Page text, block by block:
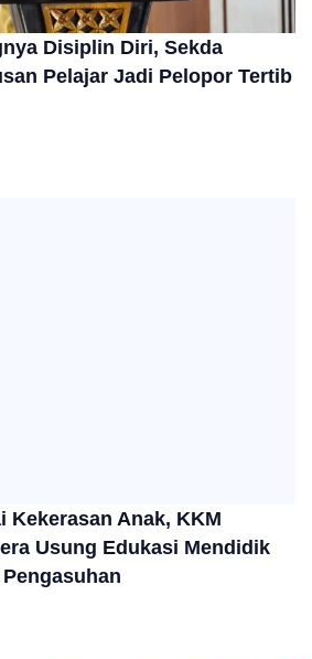
Disiplin Diri, Sekda
Pelajar Jadi Pelopor Tertib
Kekerasan Anak, KKM
Usung Edukasi Mendidik